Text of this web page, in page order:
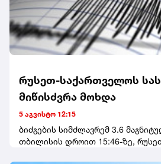
რუსეთ-საქართველოს
მიწისძვრა მოხდა
5 აგვისტო 12:15
ბიძგების სიმძლავრემ 3.6
თბილისის დროით 15:46-ზე,